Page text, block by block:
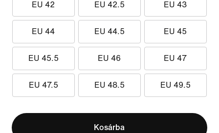
EU 42 EU 42.5 EU 43
EU 44 EU 44.5 EU 45
EU 45.5 EU 46 EU 47
EU 47.5 EU 48.5 EU 49.5
Kosárba